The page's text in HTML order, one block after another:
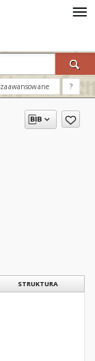
?
STRUKTURA